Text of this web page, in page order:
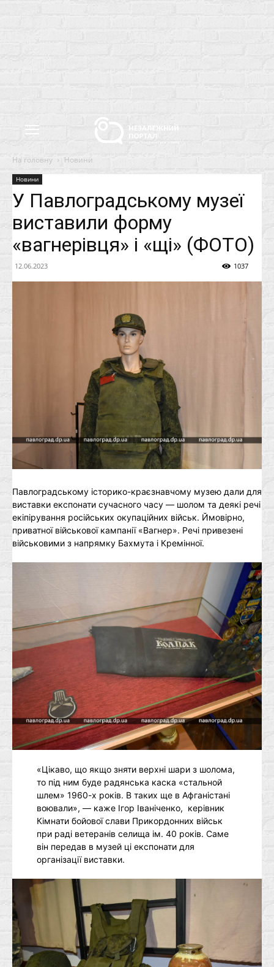
На головну Новини
Новини
У Павлоградському музеї
виставили форму
«вагнерівця» і «щі» (ФОТО)
12.06.2023 1037
Павлоградському історико-краєзнавчому музею дали для
виставки експонати сучасного часу — шолом та деякі речі
екіпірування російських окупаційних військ. Ймовірно,
приватної військової кампанії «Вагнер». Речі привезені
військовими з напрямку Бахмута і Кремінної.
«Цікаво, що якщо зняти верхні шари з шолома,
то під ним буде радянська каска «стальной
шлем» 1960-х років. В таких ще в Афганістані
воювали», — каже Ігор Іваніченко, керівник
Кімнати бойової слави Прикордонних військ
при раді ветеранів селища ім. 40 років. Саме
він передав в музей ці експонати для
організації виставки.